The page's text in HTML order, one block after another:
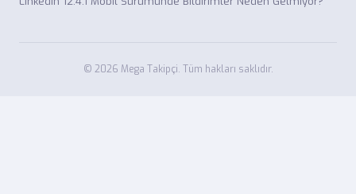
© 2026 Mega Takipçi. Tüm hakları saklıdır.